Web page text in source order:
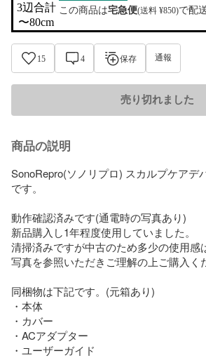
3辺合計
〜80cm
この商品は宅急便(送料 ¥850)で配
15 4 保存 通報
売り切れました
商品の説明
SonoRepro(ソノリプロ) スカルプケアデ
です。
動作確認済みです(通電時の写真あり)
新品購入し1年程度使用していました。
清掃済みですが中古のため多少の使用感
写真を参照いただきご理解の上ご購入く
同梱物は下記です。(元箱あり)
・本体
・カバー
・ACアダプター
・ユーザーガイド